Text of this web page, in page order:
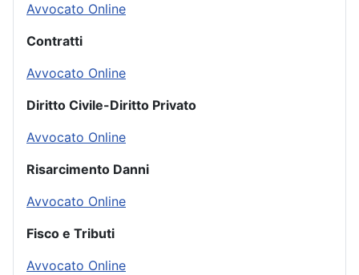
Avvocato Online
Contratti
Avvocato Online
Diritto Civile-Diritto Privato
Avvocato Online
Risarcimento Danni
Avvocato Online
Fisco e Tributi
Avvocato Online